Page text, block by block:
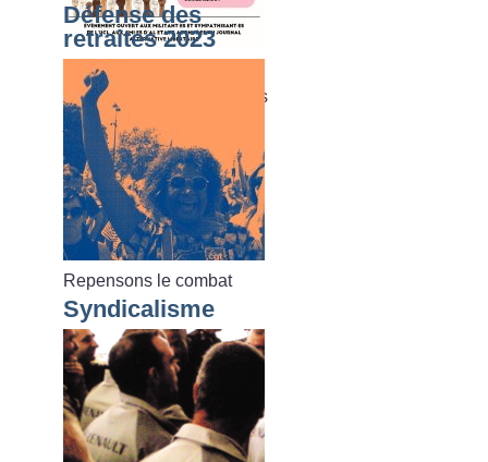
Du dimanche 02 août au
vendredi 07 août 2026, les
journées d’été de l’UCL
Défense des
retraites 2023
Repensons le combat
Syndicalisme